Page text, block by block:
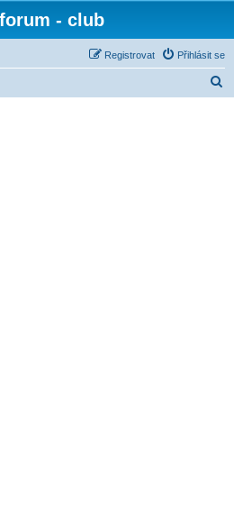
- club
Přihlásit se
Registrovat